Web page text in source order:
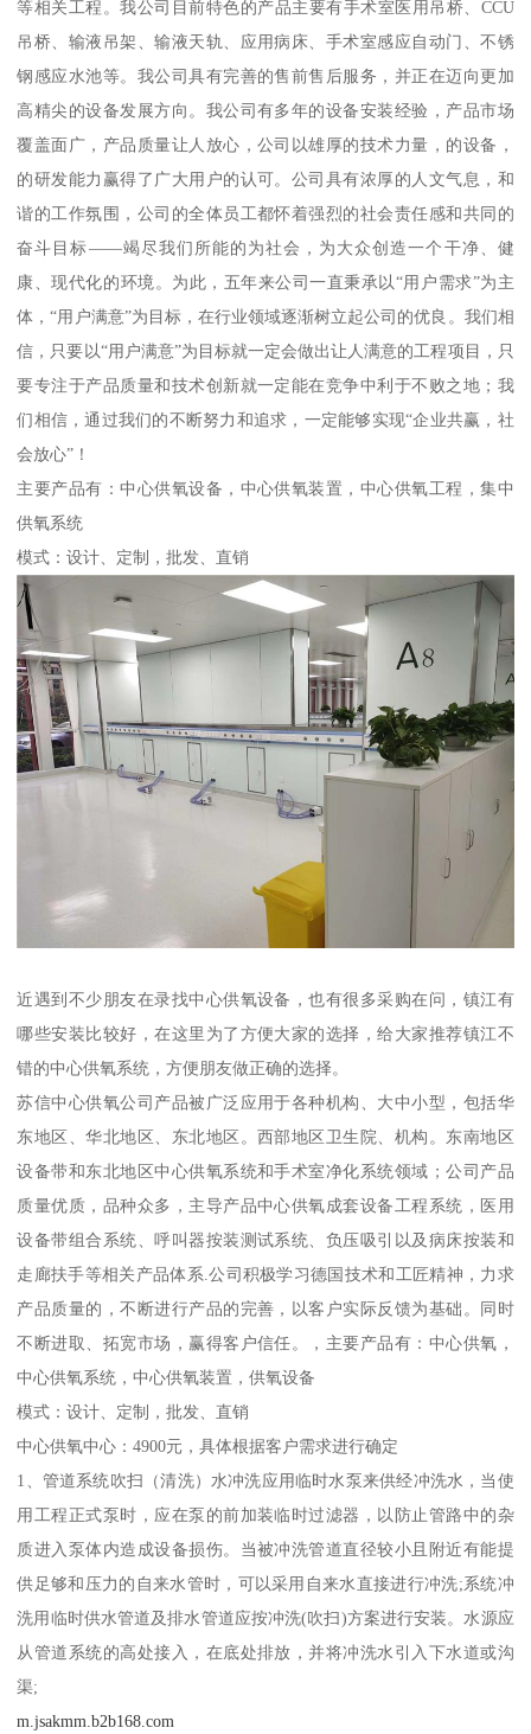
等相关工程。我公司目前特色的产品主要有手术室医用吊桥、CCU
吊桥、输液吊架、输液天轨、应用病床、手术室感应自动门、不锈
钢感应水池等。我公司具有完善的售前售后服务，并正在迈向更加
高精尖的设备发展方向。我公司有多年的设备安装经验，产品市场
覆盖面广，产品质量让人放心，公司以雄厚的技术力量，的设备，
的研发能力赢得了广大用户的认可。公司具有浓厚的人文气息，和
谐的工作氛围，公司的全体员工都怀着强烈的社会责任感和共同的
奋斗目标——竭尽我们所能的为社会，为大众创造一个干净、健
康、现代化的环境。为此，五年来公司一直秉承以“用户需求”为主
体，“用户满意”为目标，在行业领域逐渐树立起公司的优良。我们相
信，只要以“用户满意”为目标就一定会做出让人满意的工程项目，只
要专注于产品质量和技术创新就一定能在竞争中利于不败之地；我
们相信，通过我们的不断努力和追求，一定能够实现“企业共赢，社
会放心”！
主要产品有：中心供氧设备，中心供氧装置，中心供氧工程，集中
供氧系统
模式：设计、定制，批发、直销
近遇到不少朋友在录找中心供氧设备，也有很多采购在问，镇江有
哪些安装比较好，在这里为了方便大家的选择，给大家推荐镇江不
错的中心供氧系统，方便朋友做正确的选择。
苏信中心供氧公司产品被广泛应用于各种机构、大中小型，包括华
东地区、华北地区、东北地区。西部地区卫生院、机构。东南地区
设备带和东北地区中心供氧系统和手术室净化系统领域；公司产品
质量优质，品种众多，主导产品中心供氧成套设备工程系统，医用
设备带组合系统、呼叫器按装测试系统、负压吸引以及病床按装和
走廊扶手等相关产品体系.公司积极学习德国技术和工匠精神，力求
产品质量的，不断进行产品的完善，以客户实际反馈为基础。同时
不断进取、拓宽市场，赢得客户信任。，主要产品有：中心供氧，
中心供氧系统，中心供氧装置，供氧设备
模式：设计、定制，批发、直销
中心供氧中心：4900元，具体根据客户需求进行确定
1、管道系统吹扫（清洗）水冲洗应用临时水泵来供经冲洗水，当使
用工程正式泵时，应在泵的前加装临时过滤器，以防止管路中的杂
质进入泵体内造成设备损伤。当被冲洗管道直径较小且附近有能提
供足够和压力的自来水管时，可以采用自来水直接进行冲洗;系统冲
洗用临时供水管道及排水管道应按冲洗(吹扫)方案进行安装。水源应
从管道系统的高处接入，在底处排放，并将冲洗水引入下水道或沟
渠;
m.jsakmm.b2b168.com